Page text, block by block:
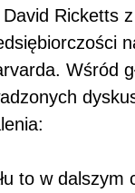
David Ricketts
Wśród
to w dalszym